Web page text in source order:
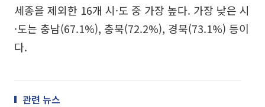
세종을 제외한 16개 시·도 중 가장 높다. 가장 낮은 시
·도는 충남(67.1%), 충북(72.2%), 경북(73.1%) 등이
다.
관련 뉴스